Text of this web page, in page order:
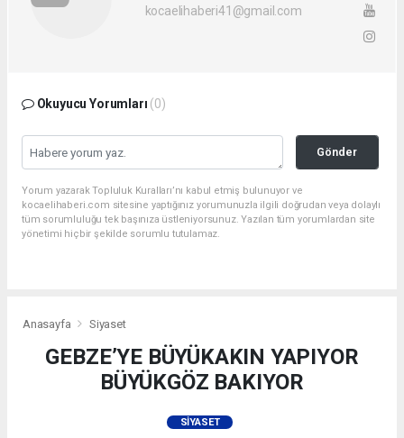
kocaelihaberi41@gmail.com
Okuyucu Yorumları (0)
Gönder
Yorum yazarak Topluluk Kuralları’nı kabul etmiş bulunuyor ve
kocaelihaberi.com sitesine yaptığınız yorumunuzla ilgili doğrudan veya dolaylı
tüm sorumluluğu tek başınıza üstleniyorsunuz. Yazılan tüm yorumlardan site
yönetimi hiçbir şekilde sorumlu tutulamaz.
Anasayfa Siyaset
GEBZE’YE BÜYÜKAKIN YAPIYOR
BÜYÜKGÖZ BAKIYOR
SIYASET